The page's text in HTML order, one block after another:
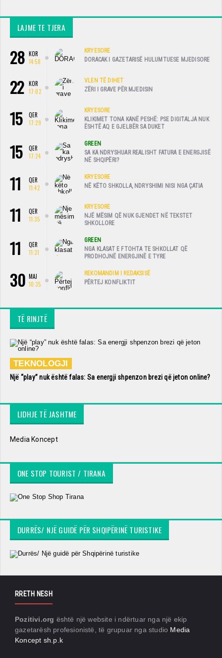
LAJME TE TJERA
28 KOR
14:58
KRYESORE
DORACAK I GAZETARISË HULUMTUESE MJEDISORE
22
KOR
17:02
VLEN TË DIHET
ZËRI I GRAVE PËR MJEDISIN
15
QER
17:29
KRYESORE
KLIKIMET TONA KANË PESHË: PSE DIGITALJA NUK
ËSHTË AQ E GJELBËR SA DUKET
15
QER
17:24
GREEN
SA KA NDRYSHUAR REALISHT FATURA E ENERGJISË
NË SHQIPËRI?
11
QER
11:42
KRYESORE
NË KËTO SHKOLLA, NDRYSHIMI NISI NGA ÇATIA
11
QER
11:35
KRYESORE
NJË MËSIM QË NUK GJENDET NË TEKSTET
SHKOLLORE
11
QER
11:31
GREEN
NGA KLASAT E FTOHTA TE SHKOLLAT QË
PRODHOJNË ENERGJINË E TYRE
30 MAJ
10:35
REKOMANDIM I REDAKSISË
PËRTEJ KONFLIKTIT
TË RINJTË
TEKNOLOGJI
Një “play” nuk është falas: Sa energji shpenzon brezi që jeton online?
LIDHJE TË JASHTME
Media Koncept
ONE STOP TOURIST / TIRANA
DURRËS/ NJË GUIDË PËR SHQIPËRINË TURISTIKE
RRETH NESH
Pozitivi.org është një website i ndërtuar nga një ekip
gazetarësh profesionistë, të grupuar nga studio Media
Koncept sh.p.k